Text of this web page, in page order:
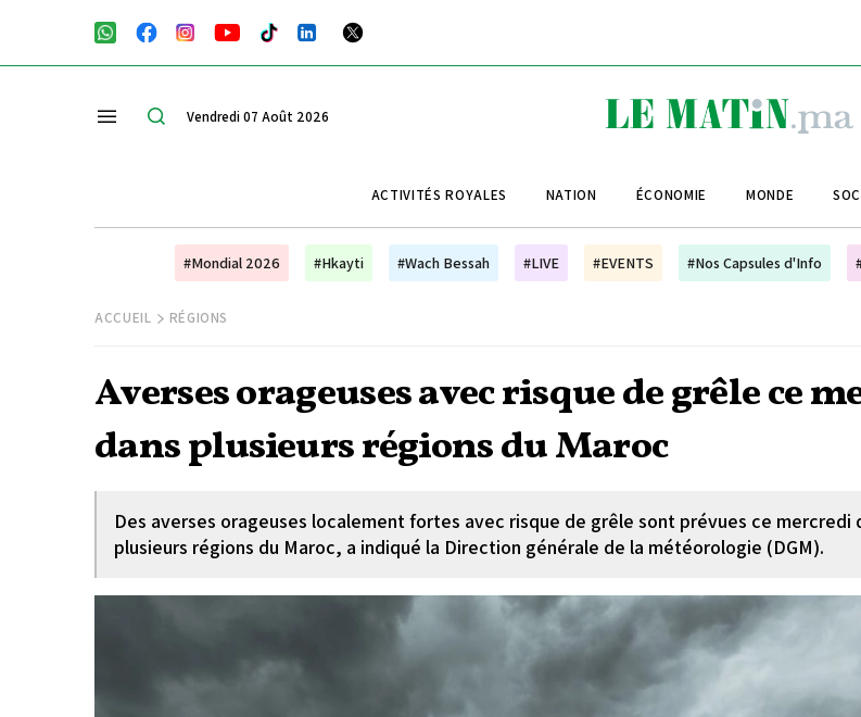
Vendredi 07 Août 2026
ACTIVITÉS ROYALES NATION ÉCONOMIE MONDE
#Mondial 2026 #Hkayti #Wach Bessah #LIVE #EVENTS #Nos Capsules d'Info
ACCUEIL RÉGIONS
Averses orageuses avec risque de grêle ce
dans plusieurs régions du Maroc
Des averses orageuses localement fortes avec risque de grêle sont prévues ce mercredi
plusieurs régions du Maroc, a indiqué la Direction générale de la météorologie (DGM).